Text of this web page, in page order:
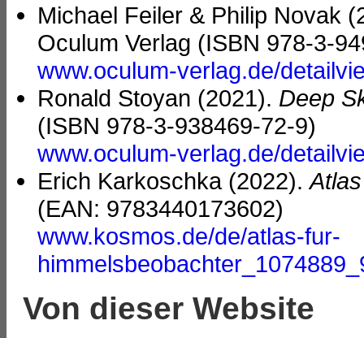
Michael Feiler & Philip Novak
Oculum Verlag (ISBN 978-3-
www.oculum-verlag.de/
Ronald Stoyan (2021). Deep
(ISBN 978-3-938469-72-9)
www.oculum-verlag.de/
Erich Karkoschka (2022).
(EAN: 9783440173602)
www.kosmos.de/de/atlas-fur-
Von dieser Website